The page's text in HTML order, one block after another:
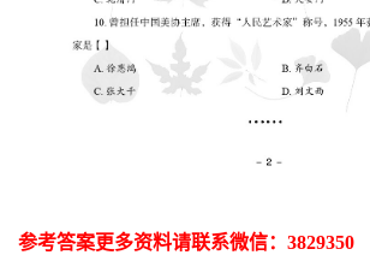
参考答案更多资料请联系微信： 3829350